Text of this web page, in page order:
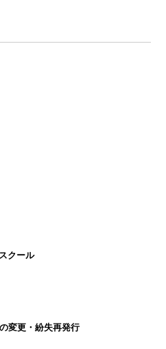
クール
変更・紛失再発行